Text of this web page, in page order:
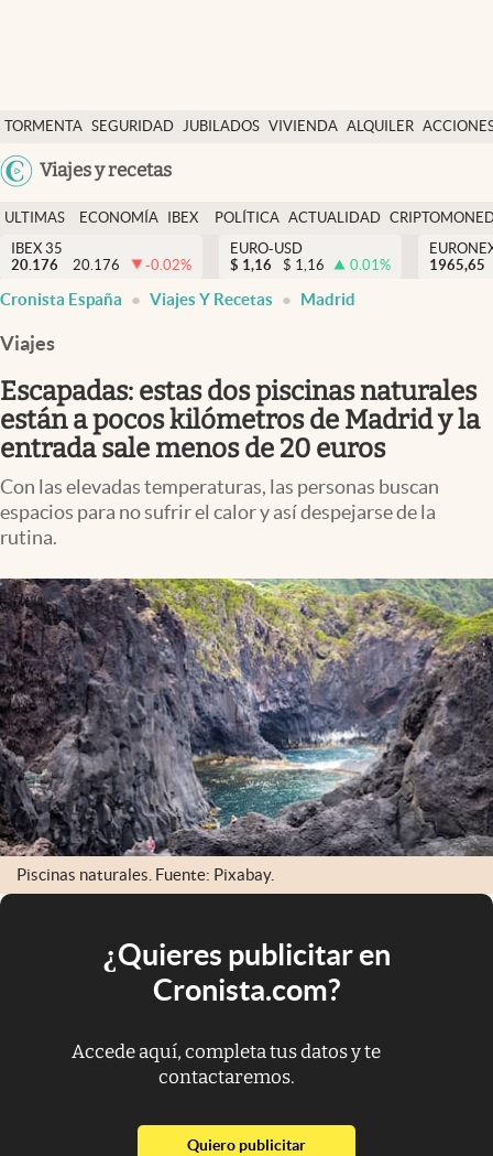
TORMENTA SEGURIDAD JUBILADOS VIVIENDA ALQUILER
USA
Viajes y recetas
Economía y finanzas
Política
Actualidad
Criptomonedas
España
ULTIMAS
NOTICIAS
ECONOMÍA
FINANZAS
IBEX
EURO
POLÍTICA ACTUALIDAD
IBEX 35
20.176
20.176 -0.02%
EURO-USD
$ 1,16 $ 1,16 0.01%
1965,65
Cronista España Viajes Y Recetas Madrid
Viajes
Escapadas: estas dos piscinas naturales
están a pocos kilómetros de Madrid y la
entrada sale menos de 20 euros
Con las elevadas temperaturas, las personas buscan
espacios para no sufrir el calor y así despejarse de la
rutina.
Piscinas naturales. Fuente: Pixabay.
¿Quieres publicitar en
Cronista.com?
Accede aquí, completa tus datos y te
contactaremos.
Quiero publicitarabre en nueva pestaña